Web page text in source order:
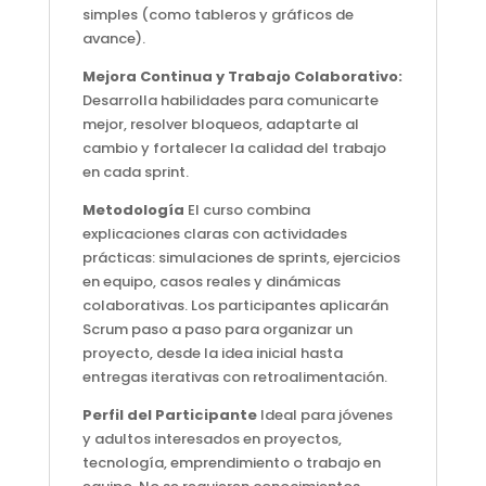
simples (como tableros y gráficos de
avance).
Mejora Continua y Trabajo Colaborativo:
Desarrolla habilidades para comunicarte
mejor, resolver bloqueos, adaptarte al
cambio y fortalecer la calidad del trabajo
en cada sprint.
Metodología El curso combina
explicaciones claras con actividades
prácticas: simulaciones de sprints, ejercicios
en equipo, casos reales y dinámicas
colaborativas. Los participantes aplicarán
Scrum paso a paso para organizar un
proyecto, desde la idea inicial hasta
entregas iterativas con retroalimentación.
Perfil del Participante Ideal para jóvenes
y adultos interesados en proyectos,
tecnología, emprendimiento o trabajo en